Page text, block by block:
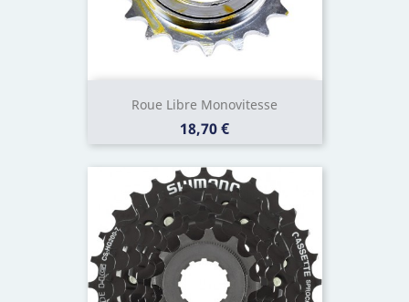
Roue Libre Monovitesse
Prix
18,70 €